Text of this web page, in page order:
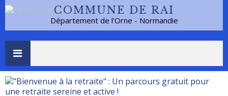
COMMUNE DE RAI
Département de l'Orne - Normandie